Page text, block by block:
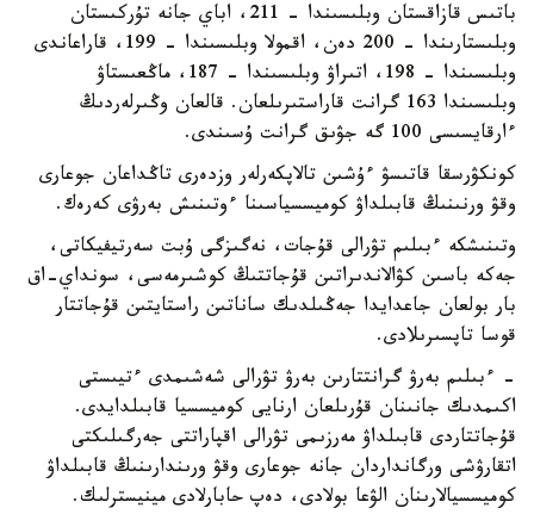
باتىس قازاقستان وبلىسىندا – 211، اباي جانە تۇركىستان
وبلىستارىندا – 200 دەن، اقمولا وبلىسىندا – 199، قاراعاندى
وبلىسىندا – 198، اتىراۋ وبلىسىندا – 187، ماڭعىستاۋ
وبلىسىندا 163 گرانت قاراستىرىلعان. قالعان وڭىرلەردىڭ
ءارقايسىسى 100 گە جۋىق گرانت ۇسىندى.
كونكۋرسقا قاتىسۋ ءۇشىن تالاپكەرلەر وزدەرى تاڭداعان جوعارى
وقۋ ورنىنىڭ قابىلداۋ كوميسسياسىنا ءوتىنىش بەرۋى كەرەك.
وتىنىشكە ءبىلىم تۋرالى قۇجات، نەگىزگى ۇبت سەرتيفيكاتى،
جەكە باسىن كۋالاندىراتىن قۇجاتتىڭ كوشىرمەسى، سونداي-اق
بار بولعان جاعدايدا جەڭىلدىك ساناتىن راستايتىن قۇجاتتار
قوسا تاپسىرىلادى.
- ءبىلىم بەرۋ گرانتتارىن بەرۋ تۋرالى شەشىمدى ءتيىستى
اكىمدىك جانىنان قۇرىلعان ارنايى كوميسسيا قابىلدايدى.
قۇجاتتاردى قابىلداۋ مەرزىمى تۋرالى اقپاراتتى جەرگىلىكتى
اتقارۋشى ورگانداردان جانە جوعارى وقۋ ورىندارىنىڭ قابىلداۋ
كوميسسيالارىنان الۋعا بولادى، دەپ حابارلادى مينيسترلىك.